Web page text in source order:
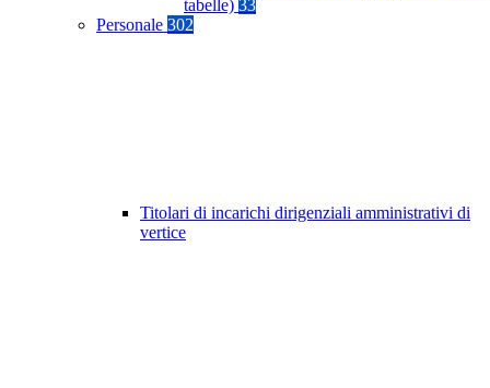
tabelle) 33
Personale 302
Titolari di incarichi dirigenziali amministrativi di
vertice